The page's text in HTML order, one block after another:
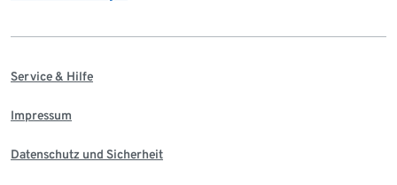
Service & Hilfe
Impressum
Datenschutz und Sicherheit